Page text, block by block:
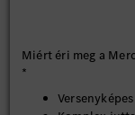
Miért éri meg a
*